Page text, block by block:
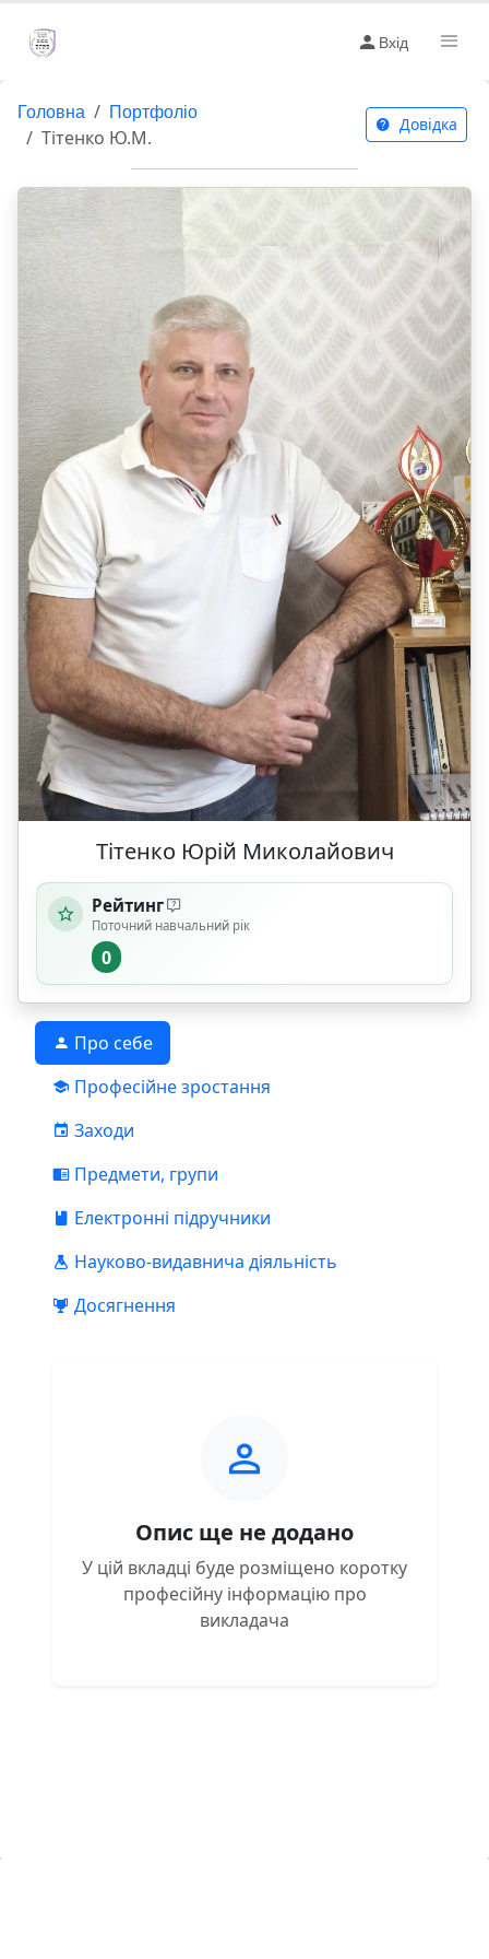
Вхід
Головна Портфоліо
Тітенко Ю.М.
Довідка
Тітенко Юрій Миколайович
Рейтинг
Поточний навчальний рік
0
Про себе
Професійне зростання
Заходи
Предмети, групи
Електронні підручники
Науково-видавнича діяльність
Досягнення
Опис ще не додано
У цій вкладці буде розміщено коротку
професійну інформацію про
викладача